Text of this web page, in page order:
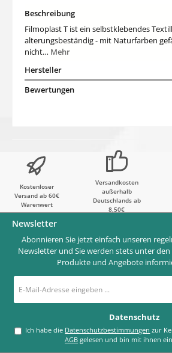
Beschreibung
Filmoplast T ist ein selbstklebendes
alterungsbeständig - mit Naturfarben
nicht… Mehr
Hersteller
Bewertungen
Kostenloser
Versand ab 60€
Warenwert
Versandkosten
außerhalb
Deutschlands ab
8,50€
Newsletter
Abonnieren Sie jetzt einfach unseren
Newsletter und Sie werden stets unter
Produkte und Angebote
E-
Mail-
*
Datenschutz
Ich habe die Datenschutzbestimmungen
AGB gelesen und bin mit ihnen